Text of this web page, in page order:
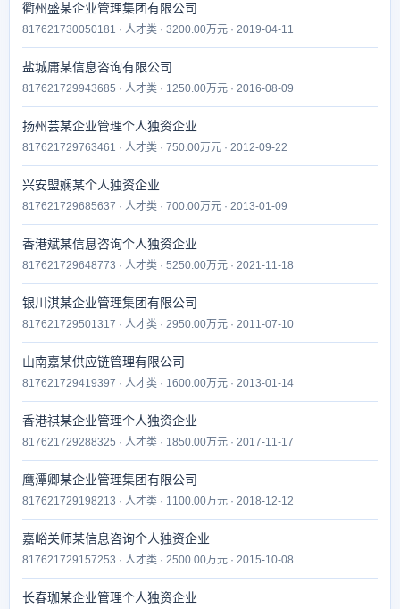
衢州盛某企业管理集团有限公司
817621730050181 · 人才类 · 3200.00万元 · 2019-04-11
盐城庸某信息咨询有限公司
817621729943685 · 人才类 · 1250.00万元 · 2016-08-09
扬州芸某企业管理个人独资企业
817621729763461 · 人才类 · 750.00万元 · 2012-09-22
兴安盟娴某个人独资企业
817621729685637 · 人才类 · 700.00万元 · 2013-01-09
香港斌某信息咨询个人独资企业
817621729648773 · 人才类 · 5250.00万元 · 2021-11-18
银川淇某企业管理集团有限公司
817621729501317 · 人才类 · 2950.00万元 · 2011-07-10
山南嘉某供应链管理有限公司
817621729419397 · 人才类 · 1600.00万元 · 2013-01-14
香港祺某企业管理个人独资企业
817621729288325 · 人才类 · 1850.00万元 · 2017-11-17
鹰潭卿某企业管理集团有限公司
817621729198213 · 人才类 · 1100.00万元 · 2018-12-12
嘉峪关师某信息咨询个人独资企业
817621729157253 · 人才类 · 2500.00万元 · 2015-10-08
长春珈某企业管理个人独资企业